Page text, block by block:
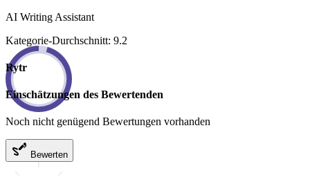
AI Writing Assistant
Kategorie-Durchschnitt: 9.2
Rytr
Einschätzungen des Bewertenden
Noch nicht genügend Bewertungen vorhanden
Bewerten